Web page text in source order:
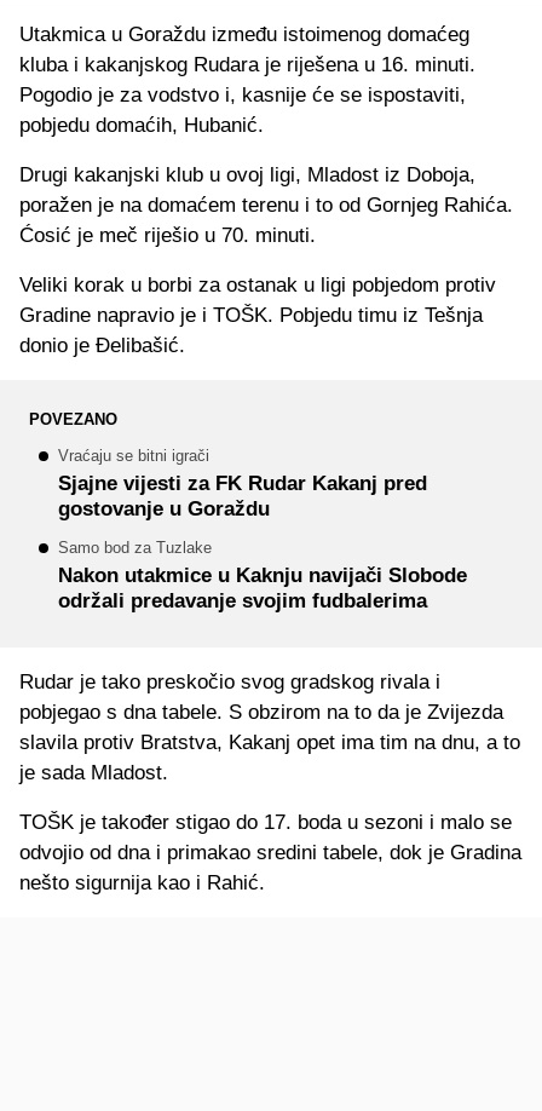
Utakmica u Goraždu između istoimenog domaćeg
kluba i kakanjskog Rudara je riješena u 16. minuti.
Pogodio je za vodstvo i, kasnije će se ispostaviti,
pobjedu domaćih, Hubanić.
Drugi kakanjski klub u ovoj ligi, Mladost iz Doboja,
poražen je na domaćem terenu i to od Gornjeg Rahića.
Ćosić je meč riješio u 70. minuti.
Veliki korak u borbi za ostanak u ligi pobjedom protiv
Gradine napravio je i TOŠK. Pobjedu timu iz Tešnja
donio je Đelibašić.
POVEZANO
Vraćaju se bitni igrači
Sjajne vijesti za FK Rudar Kakanj pred
gostovanje u Goraždu
Samo bod za Tuzlake
Nakon utakmice u Kaknju navijači Slobode
održali predavanje svojim fudbalerima
Rudar je tako preskočio svog gradskog rivala i
pobjegao s dna tabele. S obzirom na to da je Zvijezda
slavila protiv Bratstva, Kakanj opet ima tim na dnu, a to
je sada Mladost.
TOŠK je također stigao do 17. boda u sezoni i malo se
odvojio od dna i primakao sredini tabele, dok je Gradina
nešto sigurnija kao i Rahić.